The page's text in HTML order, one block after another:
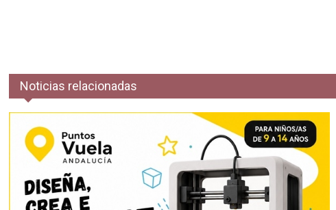
Noticias relacionadas